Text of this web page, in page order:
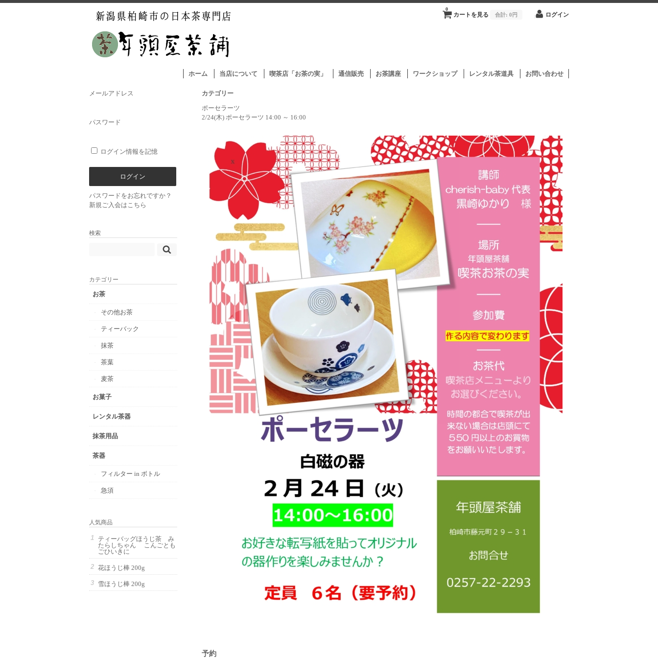
カートを見る
0
合計: 0円 ログイン
ホーム 当店について 喫茶店「お茶の実」 通信販売 お茶講座 ワークショップ レンタル茶道具 お問い合わせ
カテゴリー
ポーセラーツ
2/24(木) ポーセラーツ 14:00 ～ 16:00
予約
メールアドレス
パスワード
ログイン情報を記憶
パスワードをお忘れですか？
新規ご入会はこちら
検索
カテゴリー
お茶
その他お茶
ティーバック
抹茶
茶葉
麦茶
お菓子
レンタル茶器
抹茶用品
茶器
フィルター in ボトル
急須
人気商品
ティーバッグほうじ茶 み
たらしちゃん こんごとも
ごひいきに
花ほうじ棒 200g
雪ほうじ棒 200g